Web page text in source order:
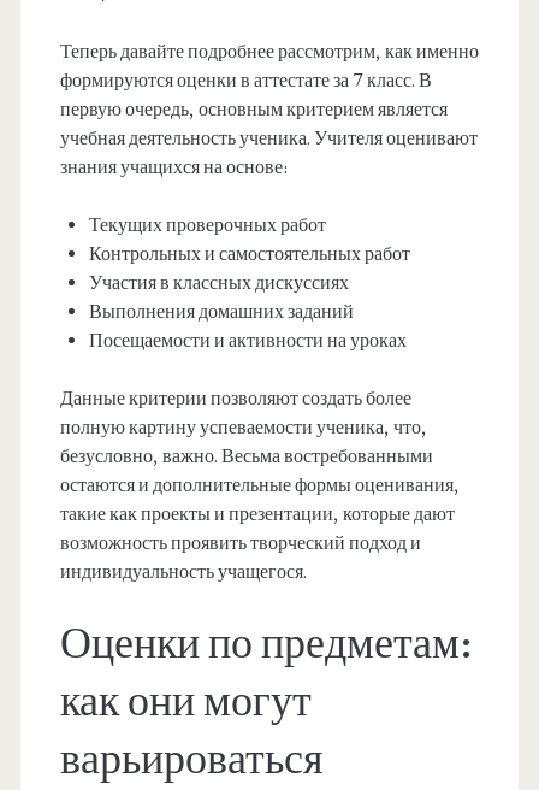
Теперь давайте подробнее рассмотрим, как именно
формируются оценки в аттестате за 7 класс. В
первую очередь, основным критерием является
учебная деятельность ученика. Учителя оценивают
знания учащихся на основе:
Текущих проверочных работ
Контрольных и самостоятельных работ
Участия в классных дискуссиях
Выполнения домашних заданий
Посещаемости и активности на уроках
Данные критерии позволяют создать более
полную картину успеваемости ученика, что,
безусловно, важно. Весьма востребованными
остаются и дополнительные формы оценивания,
такие как проекты и презентации, которые дают
возможность проявить творческий подход и
индивидуальность учащегося.
Оценки по предметам:
как они могут
варьироваться